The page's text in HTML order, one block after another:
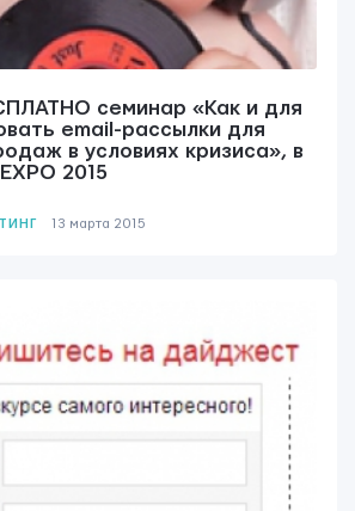
семинар «Как и для
еmаil-рассылки для
в условиях кризиса», в
2015
13 мартa 2015